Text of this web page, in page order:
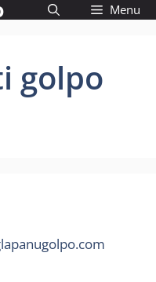
Menu
golpo